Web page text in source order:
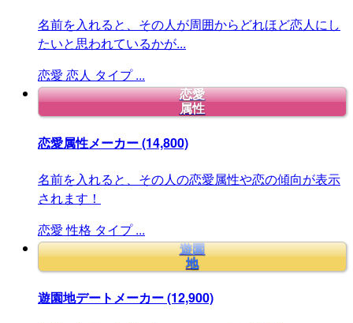
名前を入れると、その人が周囲からどれほど恋人にし
たいと思われているかが...
恋愛 恋人 タイプ ...
恋愛
属性
恋愛属性メーカー(14,800)
名前を入れると、その人の恋愛属性や恋の傾向が表示
されます！
恋愛 性格 タイプ ...
遊園
地
遊園地デートメーカー(12,900)